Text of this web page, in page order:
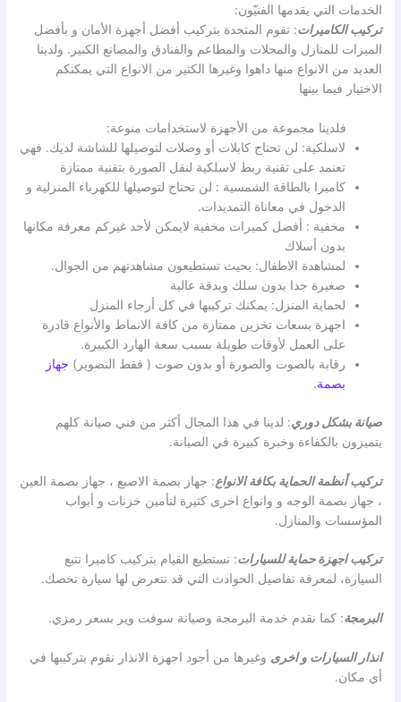
الخدمات التي يقدمها الفنيّون:
تركيب الكاميرات: تقوم المتحدة بتركيب أفضل أجهزة الأمان و بأفضل
الميزات للمنازل والمحلات والمطاعم والفنادق والمصانع الكبير. ولدينا
العديد من الانواع منها داهوا وغيرها الكثير من الانواع التي يمكنكم
الاختيار فيما بينها
فلدينا مجموعة من الأجهزة لاستخدامات منوعة:
لاسلكية: لن تحتاج كابلات أو وصلات لتوصيلها للشاشة لديك. فهي
تعنمد على تقنية ربط لاسلكية لنقل الصورة بتقنية ممتازة
كاميرا بالطاقة الشمسية : لن تحتاج لتوصيلها للكهرباء المنزلية و
الدخول في معاناة التمديدات.
مخفية : أفضل كميرات مخفية لايمكن لأحد غيركم معرفة مكانها
بدون أسلاك
لمشاهدة الاطفال: بحيث تستطيعون مشاهدتهم من الجوال.
صغيرة جدا بدون سلك وبدقة عالية
لحماية المنزل: يمكنك تركيبها في كل أرجاء المنزل
اجهزة بسعات تخزين ممتازة من كافة الانماط والأنواع قادرة
على العمل لأوقات طويلة بسبب سعة الهارد الكبيرة.
رقابة بالصوت والصورة أو بدون صوت ( فقط التصوير) جهاز
بصمة.
صيانة بشكل دوري: لدينا في هذا المجال أكثر من فني صيانة كلهم
يتميزون بالكفاءة وخبرة كبيرة في الصيانة.
تركيب أنظمة الحماية بكافة الانواع: جهاز بصمة الاصبع ، جهاز بصمة العين
، جهاز بصمة الوجه و وانواع اخرى كثيرة لتأمين خزنات و أبواب
المؤسسات والمنازل.
تركيب اجهزة حماية للسيارات: نستطيع القيام بتركيب كاميرا تتبع
السيارة، لمعرفة تفاصيل الحوادث التي قد تتعرض لها سيارة تخصك.
البرمجة: كما نقدم خدمة البرمجة وصيانة سوفت وير بسعر رمزي.
انذار السيارات و اخرى وغيرها من أجود اجهزة الانذار نقوم بتركيبها في
أي مكان.